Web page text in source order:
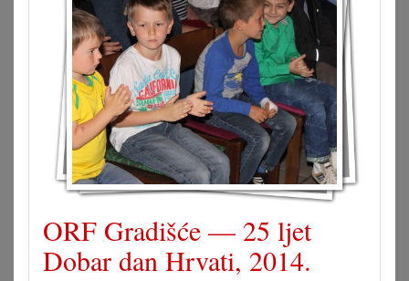
ORF Gradišće — 25 ljet
Dobar dan Hrvati, 2014.